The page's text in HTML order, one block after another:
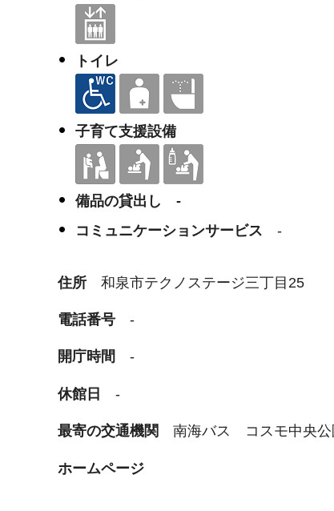
トイレ
子育て支援設備
備品の貸出し -
コミュニケーションサービス -
住所 和泉市テクノステージ三丁目25
電話番号 -
開庁時間 -
休館日 -
最寄の交通機関 南海バス コスモ中央公
ホームページ